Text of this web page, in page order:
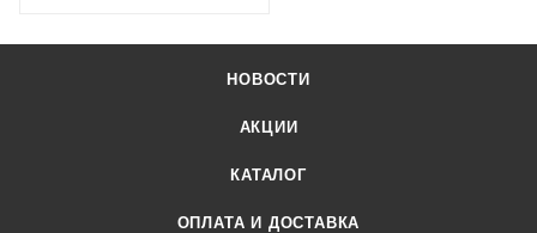
НОВОСТИ
АКЦИИ
КАТАЛОГ
ОПЛАТА И ДОСТАВКА